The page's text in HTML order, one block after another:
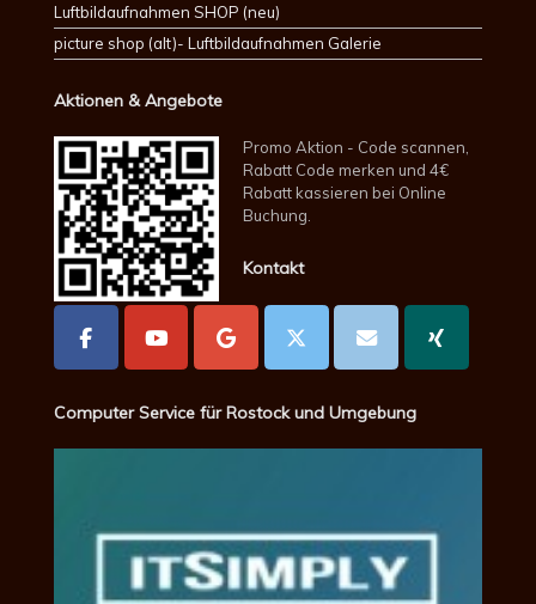
Luftbildaufnahmen SHOP (neu)
picture shop (alt)- Luftbildaufnahmen Galerie
Aktionen & Angebote
Promo Aktion - Code scannen,
Rabatt Code merken und 4€
Rabatt kassieren bei Online
Buchung.
Kontakt
Computer Service für Rostock und Umgebung